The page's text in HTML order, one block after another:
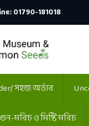
01790-181018
সহজ অর্ডার
মরিচ ও মিষ্টি মরিচ